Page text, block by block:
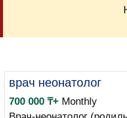
врач неонатолог
700 000 ₸+ Monthly